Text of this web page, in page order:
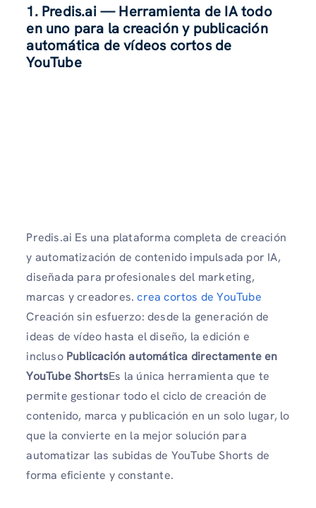
1. Predis.ai — Herramienta de IA todo
en uno para la creación y publicación
automática de vídeos cortos de
YouTube
Predis.ai Es una plataforma completa de creación
y automatización de contenido impulsada por IA,
diseñada para profesionales del marketing,
marcas y creadores.crea cortos de YouTube
Creación sin esfuerzo: desde la generación de
ideas de vídeo hasta el diseño, la edición e
incluso Publicación automática directamente en
YouTube ShortsEs la única herramienta que te
permite gestionar todo el ciclo de creación de
contenido, marca y publicación en un solo lugar, lo
que la convierte en la mejor solución para
automatizar las subidas de YouTube Shorts de
forma eficiente y constante.